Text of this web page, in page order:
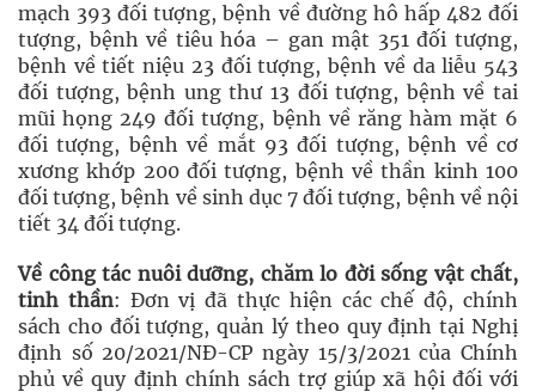
mạch 393 đối tượng, bệnh về đường hô hấp 482 đối
tượng, bệnh về tiêu hóa – gan mật 351 đối tượng,
bệnh về tiết niệu 23 đối tượng, bệnh về da liễu 543
đối tượng, bệnh ung thư 13 đối tượng, bệnh về tai
mũi họng 249 đối tượng, bệnh về răng hàm mặt 6
đối tượng, bệnh về mắt 93 đối tượng, bệnh về cơ
xương khớp 200 đối tượng, bệnh về thần kinh 100
đối tượng, bệnh về sinh dục 7 đối tượng, bệnh về nội
tiết 34 đối tượng.
Về công tác nuôi dưỡng, chăm lo đời sống vật chất,
tinh thần: Đơn vị đã thực hiện các chế độ, chính
sách cho đối tượng, quản lý theo quy định tại Nghị
định số 20/2021/NĐ-CP ngày 15/3/2021 của Chính
phủ về quy định chính sách trợ giúp xã hội đối với